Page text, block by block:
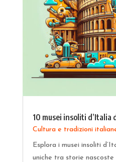
10 musei insoliti d’Italia
Cultura e tradizioni
Esplora i musei insoliti
uniche tra storie nascoste